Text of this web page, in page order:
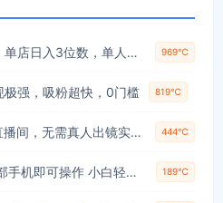
拼多多虚拟电商系统课，单店日入3位数，单人可管理3-8家店【附货源】 969℃
强，吸粉超快，0门槛 819℃
抖音快手财神爷AI智能直播间，无需真人出镜实时互动，不封号礼物打赏赚到手软 444℃
全新平台各类小游戏 一部手机即可操作 小白轻松上手 长期稳定 居家月入过万！！！ 189℃